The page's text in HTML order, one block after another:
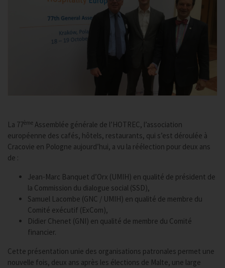
La 77ème Assemblée générale de l’HOTREC, l’association
européenne des cafés, hôtels, restaurants, qui s’est déroulée à
Cracovie en Pologne aujourd’hui, a vu la réélection pour deux ans
de :
Jean-Marc Banquet d’Orx (UMIH) en qualité de président de
la Commission du dialogue social (SSD),
Samuel Lacombe (GNC / UMIH) en qualité de membre du
Comité exécutif (ExCom),
Didier Chenet (GNI) en qualité de membre du Comité
financier.
Cette présentation unie des organisations patronales permet une
nouvelle fois, deux ans après les élections de Malte, une large